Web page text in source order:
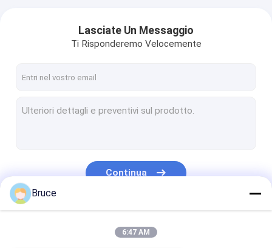
Lasciate Un Messaggio
Ti Risponderemo Velocemente
Continua
Bruce
6:47 AM